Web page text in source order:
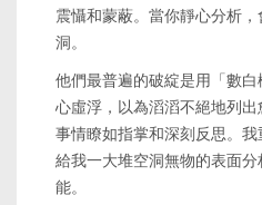
震懾和蒙蔽。當你靜心分析
洞。
他們最普遍的破綻是用「數
心虛浮，以為滔滔不絕地列
事情瞭如指掌和深刻反思。
給我一大堆空洞無物的表面
能。